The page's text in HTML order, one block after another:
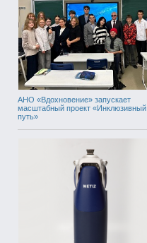
АНО «Вдохновение» запускает
масштабный проект «Инклюзивный
путь»